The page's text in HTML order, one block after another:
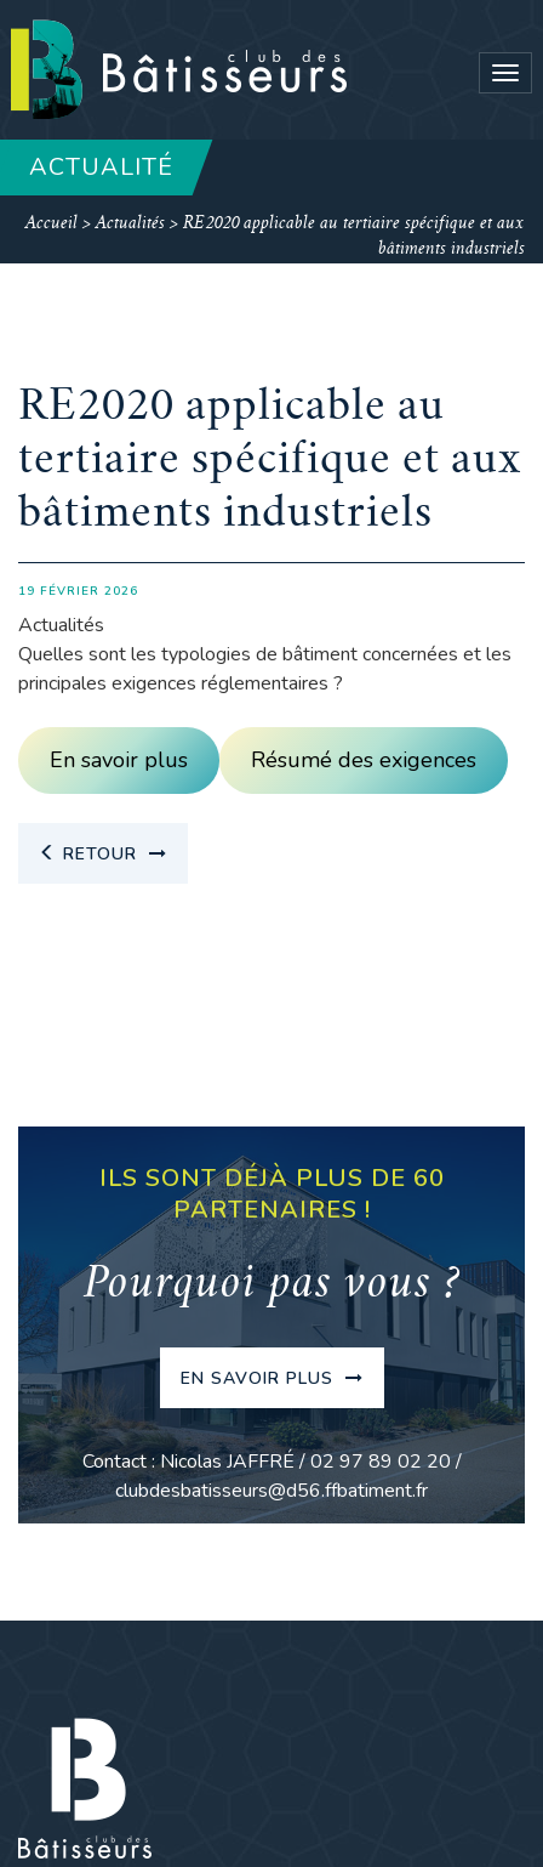
ACTUALITÉ
Accueil >Actualités > RE2020 applicable au tertiaire spécifique et aux
bâtiments industriels
RE2020 applicable au
tertiaire spécifique et aux
bâtiments industriels
19 FÉVRIER 2026
Actualités
Quelles sont les typologies de bâtiment concernées et les
principales exigences réglementaires ?
En savoir plus Résumé des exigences
RETOUR
ILS SONT DÉJÀ PLUS DE 60
PARTENAIRES !
Pourquoi pas vous ?
EN SAVOIR PLUS
Contact : Nicolas JAFFRÉ / 02 97 89 02 20 /
clubdesbatisseurs@d56.ffbatiment.fr